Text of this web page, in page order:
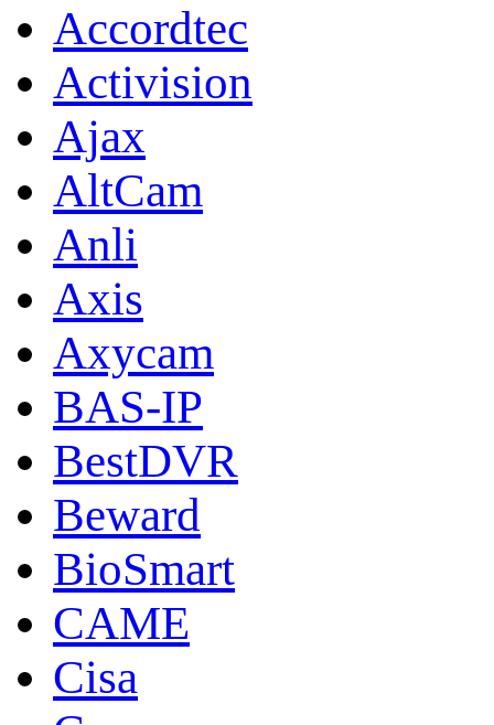
Accordtec
Activision
Ajax
AltCam
Anli
Axis
Axycam
BAS-IP
BestDVR
Beward
BioSmart
CAME
Cisa